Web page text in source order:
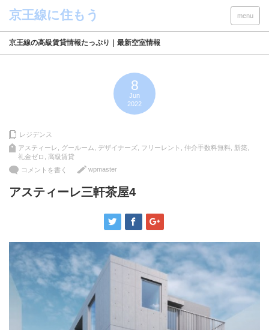
menu
京王線の高級賃貸情報たっぷり｜最新空室情報
8
Jun
2022
レジデンス
アスティーレ
グールーム デザイナーズ フリーレント 仲介手数料無料 新築
礼金ゼロ
高級賃貸
コメントを書く
wpmaster
アスティーレ三軒茶屋4